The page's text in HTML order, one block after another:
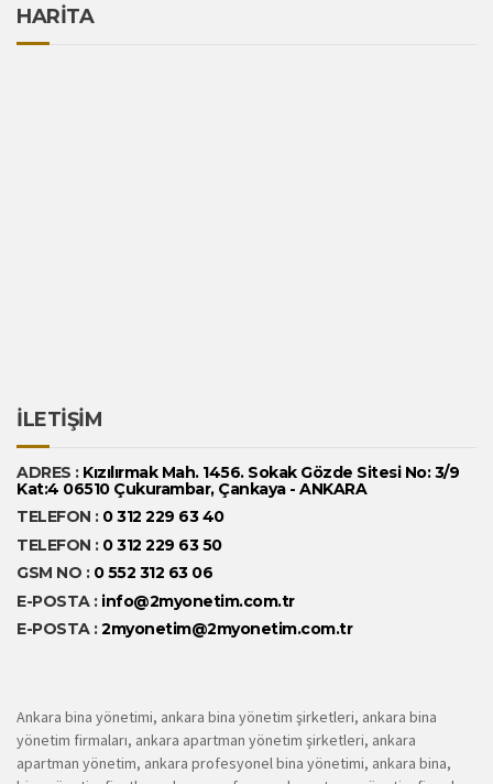
HARİTA
İLETİŞİM
ADRES : Kızılırmak Mah. 1456. Sokak Gözde Sitesi No: 3/9
Kat:4 06510 Çukurambar, Çankaya - ANKARA
TELEFON :0 312 229 63 40
TELEFON : 0 312 229 63 50
GSM NO : 0 552 312 63 06
E-POSTA : info@2myonetim.com.tr
E-POSTA :2myonetim@2myonetim.com.tr
Ankara bina yönetimi, ankara bina yönetim şirketleri, ankara bina
yönetim firmaları, ankara apartman yönetim şirketleri, ankara
apartman yönetim, ankara profesyonel bina yönetimi, ankara bina,